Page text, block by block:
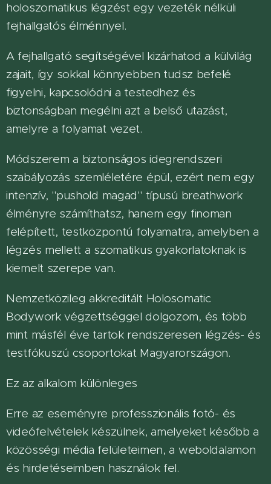
holoszomatikus légzést egy vezeték nélküli
fejhallgatós élménnyel.
A fejhallgató segítségével kizárhatod a külvilág
zajait, így sokkal könnyebben tudsz befelé
figyelni, kapcsolódni a testedhez és
biztonságban megélni azt a belső utazást,
amelyre a folyamat vezet.
Módszerem a biztonságos idegrendszeri
szabályozás szemléletére épül, ezért nem egy
intenzív, "pushold magad" típusú breathwork
élményre számíthatsz, hanem egy finoman
felépített, testközpontú folyamatra, amelyben a
légzés mellett a szomatikus gyakorlatoknak is
kiemelt szerepe van.
Nemzetközileg akkreditált Holosomatic
Bodywork végzettséggel dolgozom, és több
mint másfél éve tartok rendszeresen légzés- és
testfókuszú csoportokat Magyarországon.
Ez az alkalom különleges
Erre az eseményre professzionális fotó- és
videófelvételek készülnek, amelyeket később a
közösségi média felületeimen, a weboldalamon
és hirdetéseimben használok fel.